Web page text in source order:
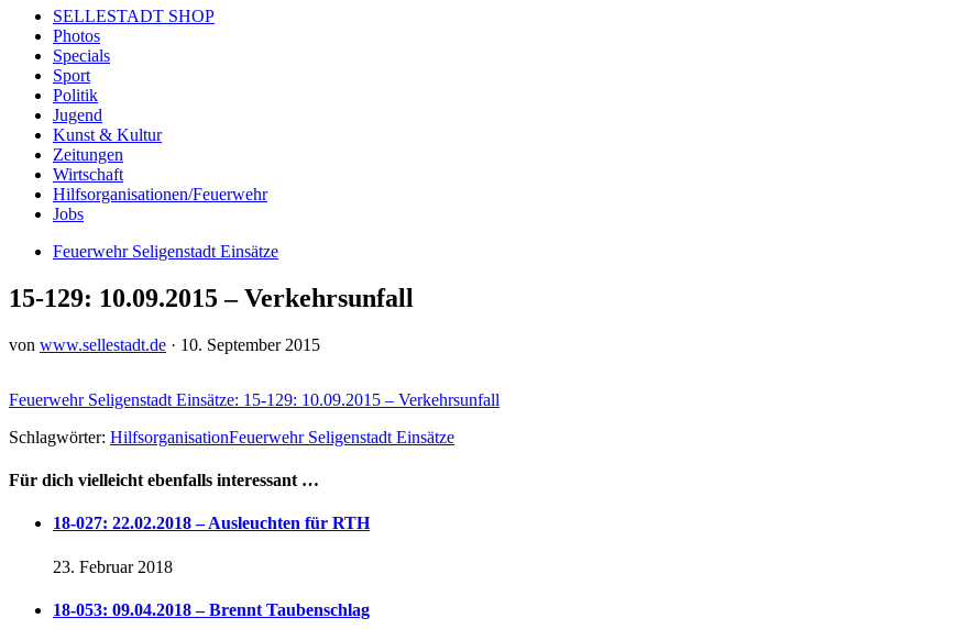
SELLESTADT SHOP
Photos
Specials
Sport
Politik
Jugend
Kunst & Kultur
Zeitungen
Wirtschaft
Hilfsorganisationen/Feuerwehr
Jobs
Feuerwehr Seligenstadt Einsätze
15-129: 10.09.2015 – Verkehrsunfall
von www.sellestadt.de · 10. September 2015
Feuerwehr Seligenstadt Einsätze: 15-129: 10.09.2015 – Verkehrsunfall
Schlagwörter: HilfsorganisationFeuerwehr Seligenstadt Einsätze
Für dich vielleicht ebenfalls interessant …
18-027: 22.02.2018 – Ausleuchten für RTH
23. Februar 2018
18-053: 09.04.2018 – Brennt Taubenschlag